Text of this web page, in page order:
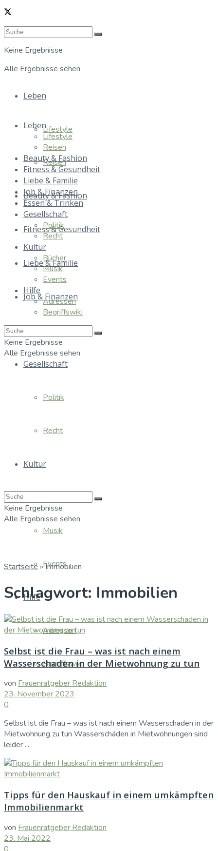
Keine Ergebnisse
Alle Ergebnisse sehen
Leben
Lifestyle
Reisen
Beauty & Fashion
Fitness & Gesundheit
Liebe & Familie
Job & Finanzen
Gesellschaft
Politik
Recht
Kultur
Musik
Events
Hilfe
Adressen
Begriffswiki
Leben
Lifestyle
Reisen
Beauty & Fashion
Fitness & Gesundheit
Liebe & Familie
Job & Finanzen
Essen & Trinken
Gesellschaft
Politik
Recht
Kultur
Bücher
Musik
Events
Hilfe
Adressen
Begriffswiki
Keine Ergebnisse
Alle Ergebnisse sehen
Keine Ergebnisse
Alle Ergebnisse sehen
Startseite »Immobilien
Schlagwort: Immobilien
Selbst ist die Frau – was ist nach einem
Wasserschaden in der Mietwohnung zu tun
von Frauenratgeber Redaktion
23. November 2023
0
Selbst ist die Frau – was ist nach einem Wasserschaden in der
Mietwohnung zu tun Wasserschäden in Mietwohnungen sind
leider ...
Tipps für den Hauskauf in einem umkämpften
Immobilienmarkt
von Frauenratgeber Redaktion
23. Mai 2022